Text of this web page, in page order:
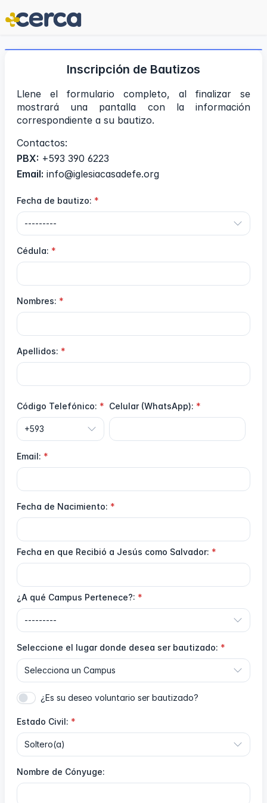
Inscripción de Bautizos
Llene el formulario completo, al finalizar se
mostrará una pantalla con la información
correspondiente a su bautizo.
Contactos:
PBX: +593 390 6223
Email: info@iglesiacasadefe.org
Fecha de bautizo:
Cédula:
Nombres:
Apellidos:
Código Telefónico: Celular (WhatsApp):
Email:
Fecha de Nacimiento:
Fecha en que Recibió a Jesús como Salvador:
¿A qué Campus Pertenece?:
Seleccione el lugar donde desea ser bautizado:
¿Es su deseo voluntario ser bautizado?
Estado Civil:
Nombre de Cónyuge: